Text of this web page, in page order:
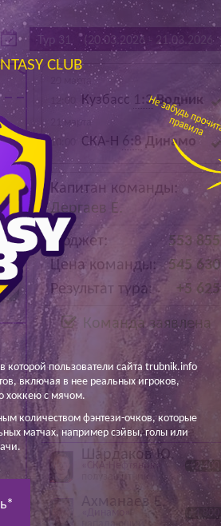
Архив
Max
Архив
Max
CLUB
которой пользователи сайта trubnik.info
включая в нее реальных игроков,
хоккею с мячом.
количеством фэнтези-очков, которые
матчах, например сэйвы, голы или
20 марта
12:00
Кузбасс 1:3 Водник
21 марта
10:00
СКА-Н 6:8 Динамо
Капитан команды:
Дергаев Е.
Бюджет:
553 855
Цена команды:
545 630
Результат тура:
+5 625
Команда заявлена
5 лучших игроков тура
Шардаков Ю.
«СКА-Нефтяник»
полузащитник
+2 400
Ахманаев Е.
«Динамо»
+1 800